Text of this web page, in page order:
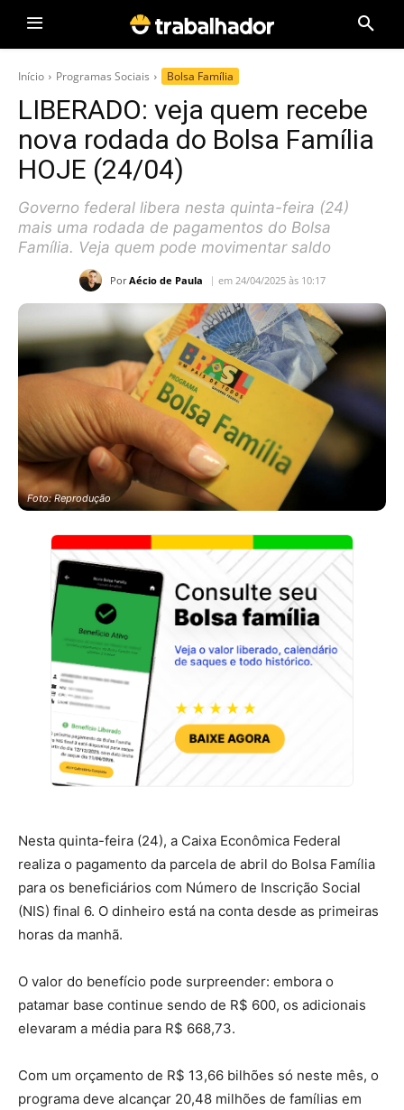
Início Programas Sociais Bolsa Família
LIBERADO: veja quem recebe
nova rodada do Bolsa Família
HOJE (24/04)
Governo federal libera nesta quinta-feira (24)
mais uma rodada de pagamentos do Bolsa
Família. Veja quem pode movimentar saldo
Por Aécio de Paula em 24/04/2025 às 10:17
Foto: Reprodução
Nesta quinta-feira (24), a Caixa Econômica Federal
realiza o pagamento da parcela de abril do Bolsa Família
para os beneficiários com Número de Inscrição Social
(NIS) final 6. O dinheiro está na conta desde as primeiras
horas da manhã.
O valor do benefício pode surpreender: embora o
patamar base continue sendo de R$ 600, os adicionais
elevaram a média para R$ 668,73.
Com um orçamento de R$ 13,66 bilhões só neste mês, o
programa deve alcançar 20,48 milhões de famílias em